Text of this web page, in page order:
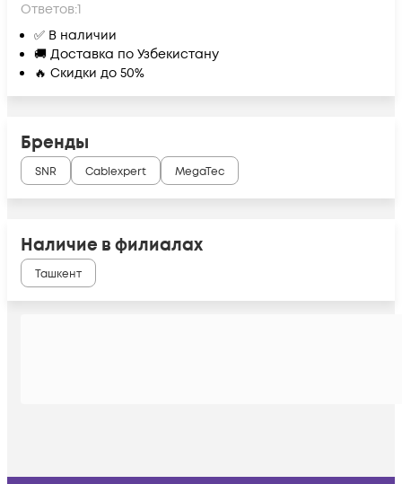
Ответов:1
✅ В наличии
🚚 Доставка по Узбекистану
🔥 Скидки до 50%
Бренды
SNR Cablexpert MegaTec
Наличие в филиалах
Ташкент